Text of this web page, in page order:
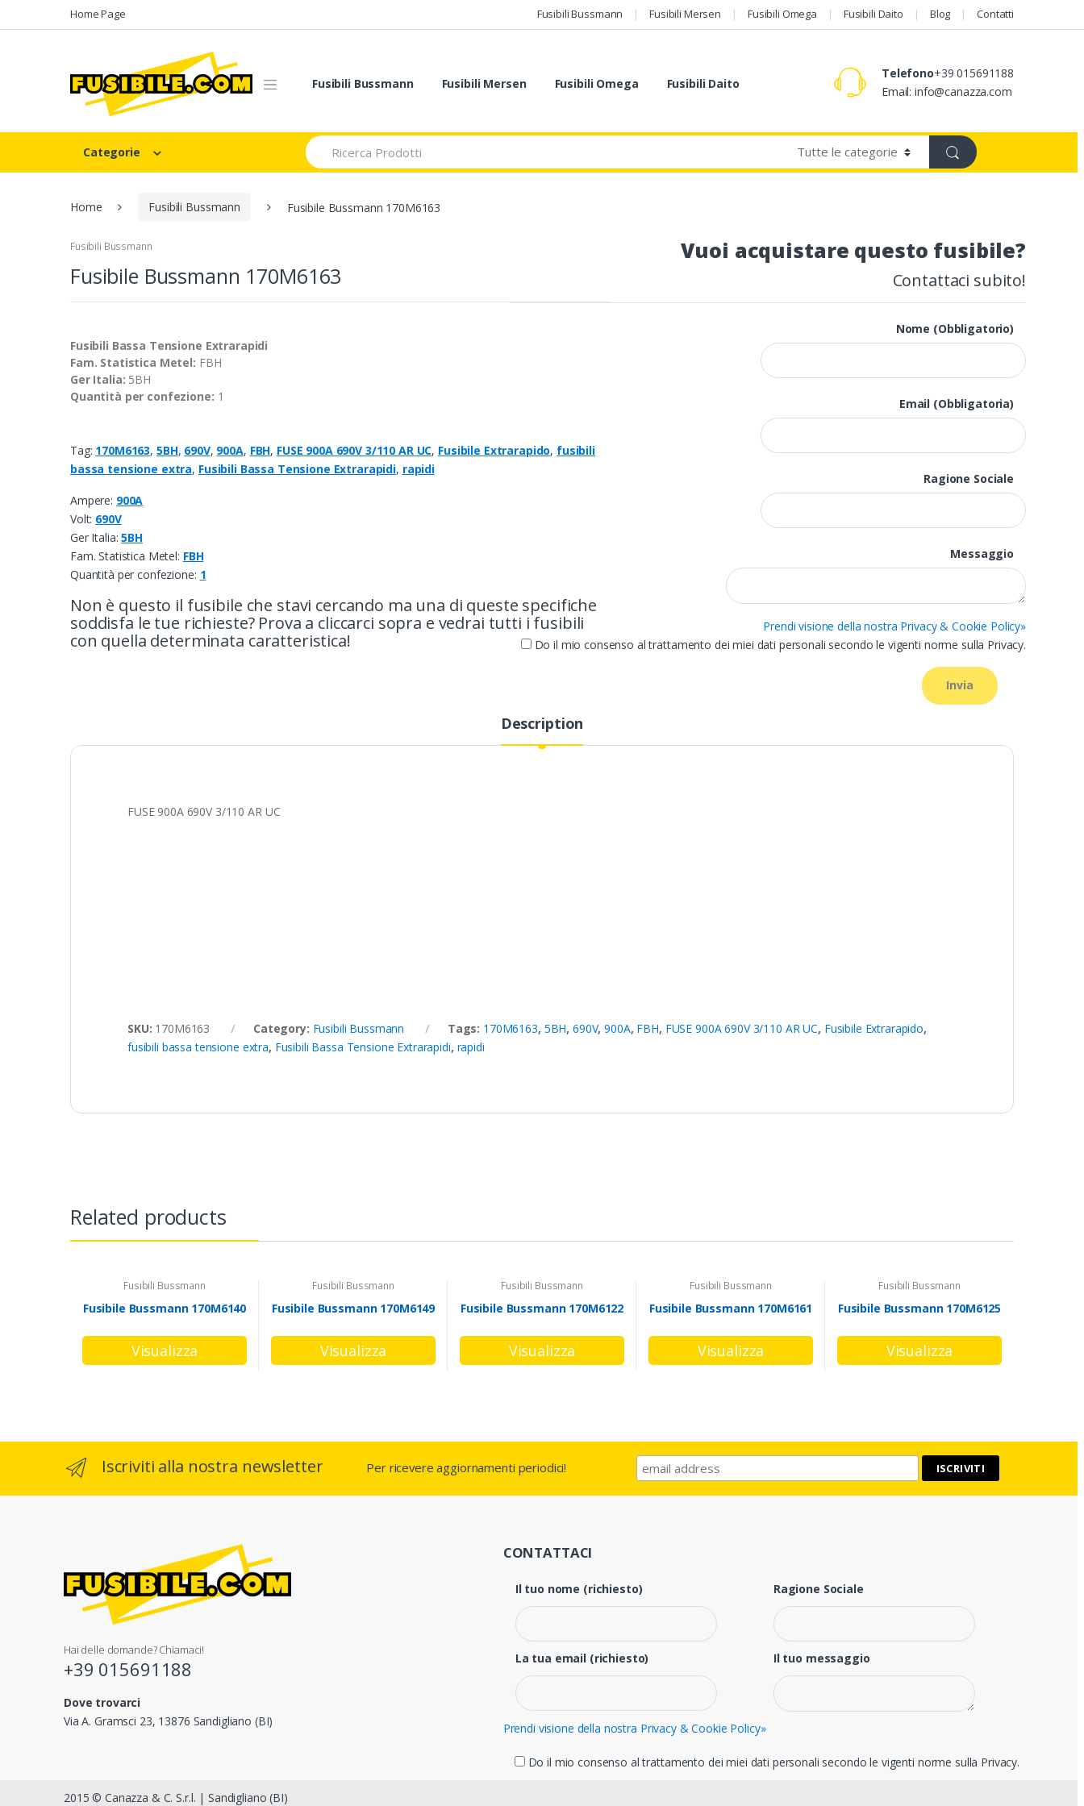
to
to
Home Page Fusibili Bussmann Fusibili Mersen Fusibili Omega Fusibili Daito Blog Contatti
Fusibili Bussmann Fusibili Mersen Fusibili Omega Fusibili Daito
Telefono+39 015691188
Email: info@canazza.com
Categorie
Search
for:
Home Fusibili Bussmann Fusibile Bussmann 170M6163
Fusibili Bussmann
Fusibile Bussmann 170M6163
Vuoi acquistare questo fusibile?
Contattaci subito!
Nome (Obbligatorio)
Email (Obbligatoria)
Ragione Sociale
Messaggio
Prendi visione della nostra Privacy & Cookie Policy»
Do il mio consenso al trattamento dei miei dati personali secondo le vigenti norme sulla Privacy.
Fusibili Bassa Tensione Extrarapidi
Fam. Statistica Metel: FBH
Ger Italia: 5BH
Quantità per confezione: 1
Tag: 170M6163, 5BH, 690V, 900A, FBH, FUSE 900A 690V 3/110 AR UC, Fusibile Extrarapido, fusibili
bassa tensione extra, Fusibili Bassa Tensione Extrarapidi, rapidi
Ampere: 900A
Volt: 690V
Ger Italia:5BH
Fam. Statistica Metel: FBH
Quantità per confezione: 1
Non è questo il fusibile che stavi cercando ma una di queste specifiche
soddisfa le tue richieste? Prova a cliccarci sopra e vedrai tutti i fusibili
con quella determinata caratteristica!
Description
FUSE 900A 690V 3/110 AR UC
SKU: 170M6163 Category: Fusibili Bussmann Tags: 170M6163, 5BH, 690V,900A, FBH, FUSE 900A 690V 3/110 AR UC, Fusibile Extrarapido,
fusibili bassa tensione extra, Fusibili Bassa Tensione Extrarapidi, rapidi
Related products
Fusibili Bussmann
Fusibile Bussmann 170M6140
Fusibili Bussmann
Fusibile Bussmann 170M6149
Fusibili Bussmann
Fusibile Bussmann 170M6122
Fusibili Bussmann
Fusibile Bussmann 170M6161
Fusibili Bussmann
Fusibile Bussmann 170M6125
Iscriviti alla nostra newsletter Per ricevere aggiornamenti periodici!
Hai delle domande? Chiamaci!
+39 015691188
Dove trovarci
Via A. Gramsci 23, 13876 Sandigliano (BI)
CONTATTACI
Il tuo nome (richiesto)
La tua email (richiesto)
Ragione Sociale
Il tuo messaggio
Prendi visione della nostra Privacy & Cookie Policy»
Do il mio consenso al trattamento dei miei dati personali secondo le vigenti norme sulla Privacy.
2015 © Canazza & C. S.r.l. | Sandigliano (BI)